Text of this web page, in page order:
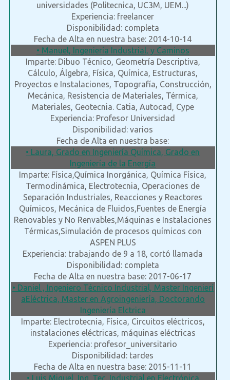
universidades (Politecnica, UC3M, UEM...)
Experiencia: freelancer
Disponibilidad: completa
Fecha de Alta en nuestra base: 2014-10-14
• Manuel, Ingeniería Industrial, y Caminos
Imparte: Dibuo Técnico, Geometría Descriptiva,
Cálculo, Álgebra, Física, Química, Estructuras,
Proyectos e Instalaciones, Topografía, Construcción,
Mecánica, Resistencia de Materiales, Térmica,
Materiales, Geotecnia. Catia, Autocad, Cype
Experiencia: Profesor Universidad
Disponibilidad: varios
Fecha de Alta en nuestra base:
• Laura, Grado en Ingeniería Química, Grado en
Ingeniería de la Energía
Imparte: Física,Química Inorgánica, Química Física,
Termodinámica, Electrotecnia, Operaciones de
Separación Industriales, Reacciones y Reactores
Químicos, Mecánica de Fluidos,Fuentes de Energía
Renovables y No Renvables,Máquinas e Instalaciones
Térmicas,Simulación de procesos químicos con
ASPEN PLUS
Experiencia: trabajando de 9 a 18, cortó llamada
Disponibilidad: completa
Fecha de Alta en nuestra base: 2017-06-17
• Daniel , Ingeniero Técnico Industrial, Master Ingenierí
aEléctrica, Master en Agroingeniería, Doctorando
Ingeniería Elctrica
Imparte: Electrotecnia, Física, Circuitos eléctricos,
instalaciones eléctricas, máquinas eléctricas
Experiencia: profesor_universitario
Disponibilidad: tardes
Fecha de Alta en nuestra base: 2015-11-11
• Luis Miguel, Ing. Tec. Industrial en Electrónica